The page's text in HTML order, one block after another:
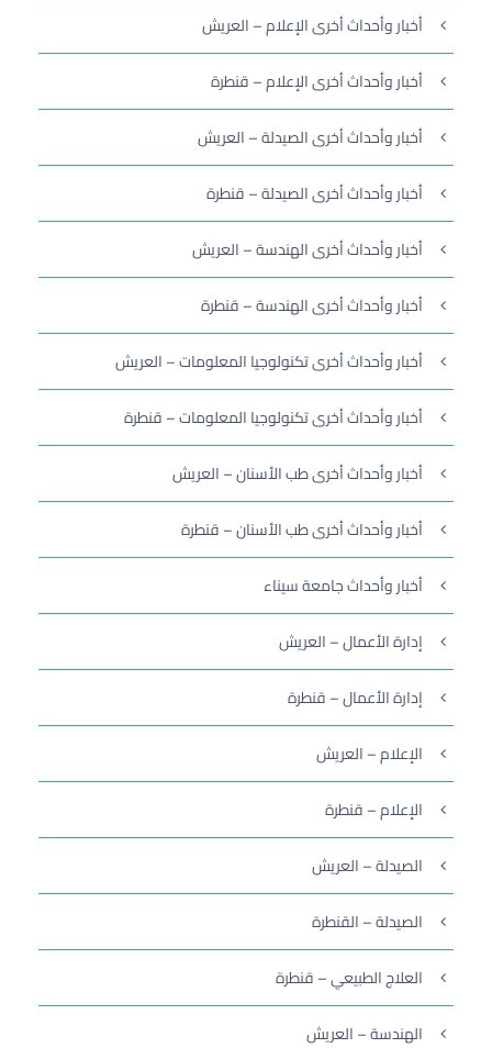
أخبار وأحداث أخرى الإعلام – العريش
أخبار وأحداث أخرى الإعلام – قنطرة
أخبار وأحداث أخرى الصيدلة – العريش
أخبار وأحداث أخرى الصيدلة – قنطرة
أخبار وأحداث أخرى الهندسة – العريش
أخبار وأحداث أخرى الهندسة – قنطرة
أخبار وأحداث أخرى تكنولوجيا المعلومات – العريش
أخبار وأحداث أخرى تكنولوجيا المعلومات – قنطرة
أخبار وأحداث أخرى طب الأسنان – العريش
أخبار وأحداث أخرى طب الأسنان – قنطرة
أخبار وأحداث جامعة سيناء
إدارة الأعمال – العريش
إدارة الأعمال – قنطرة
الإعلام – العريش
الإعلام – قنطرة
الصيدلة – العريش
الصيدلة – القنطرة
العلاج الطبيعي – قنطرة
الهندسة – العريش